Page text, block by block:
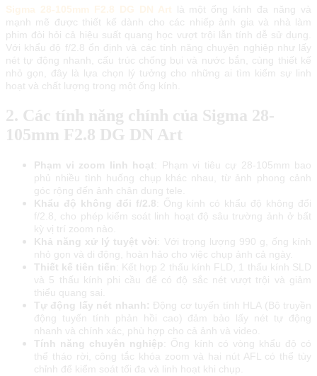
là một ống kính đa năng và
mạnh mẽ được thiết kế dành cho các nhiếp ảnh gia và nhà làm
phim đòi hỏi cả hiệu suất quang học vượt trội lẫn tính dễ sử dụng.
Với khẩu độ f/2.8 ổn định và các tính năng chuyên nghiệp như lấy
nét tự động nhanh, cấu trúc chống bụi và nước bắn, cùng thiết kế
nhỏ gọn, đây là lựa chọn lý tưởng cho những ai tìm kiếm sự linh
hoạt và chất lượng trong một ống kính.
2. Các tính năng chính của Sigma 28-
105mm F2.8 DG DN Art
Phạm vi zoom linh hoạt : Phạm vi tiêu cự 28-105mm bao
phủ nhiều tình huống chụp khác nhau, từ ảnh phong cảnh
góc rộng đến ảnh chân dung tele.
Khẩu độ không đổi f/2.8 : Ống kính có khẩu độ không đổi
f/2.8, cho phép kiểm soát linh hoạt độ sâu trường ảnh ở bất
kỳ vị trí zoom nào.
Khả năng xử lý tuyệt vời
: Với trọng lượng 990 g, ống kính
nhỏ gọn và di động, hoàn hảo cho việc chụp ảnh cả ngày.
Thiết kế tiên tiến
: Kết hợp 2 thấu kính FLD, 1 thấu kính SLD
và 5 thấu kính phi cầu để có độ sắc nét vượt trội và giảm
thiểu quang sai.
Tự động lấy nét nhanh: Động cơ tuyến tính HLA (Bộ truyền
động tuyến tính phản hồi cao) đảm bảo lấy nét tự động
nhanh và chính xác, phù hợp cho cả ảnh và video.
Tính năng chuyên nghiệp : Ống kính có vòng khẩu độ có
thể tháo rời, công tắc khóa zoom và hai nút AFL có thể tùy
chỉnh để kiểm soát tối đa và linh hoạt khi chụp.